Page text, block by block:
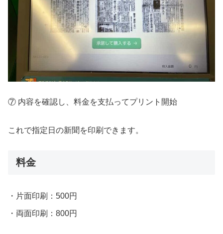
⑦ 内容を確認し、料金を支払ってプリント開始
これで指定日の新聞を印刷できます。
料金
・片面印刷：500円
・両面印刷：800円